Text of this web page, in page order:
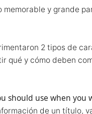
memorable y grande
2 tipos de
qué y cómo deben
should use when
de un título,